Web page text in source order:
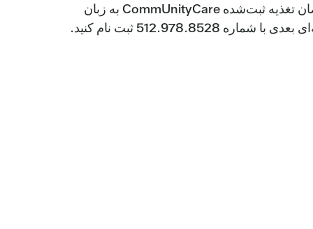
این یک برنامه شش هفته‌ای برای بهبود سلامت شما به شیوه‌ای سرگرم‌کننده است. در این کلاس‌ها که توسط متخصصان تغذیه ثبت‌شده CommUnityCare به زبان
ثبت نام کنید.